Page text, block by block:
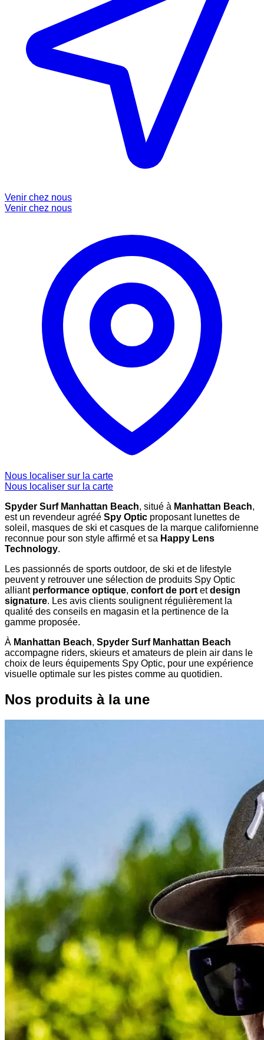
Venir chez nous
Venir chez nous
Nous localiser sur la carte
Nous localiser sur la carte
Spyder Surf Manhattan Beach, situé à Manhattan Beach,
est un revendeur agréé Spy Optic proposant lunettes de
soleil, masques de ski et casques de la marque californienne
reconnue pour son style affirmé et sa Happy Lens
Technology.
Les passionnés de sports outdoor, de ski et de lifestyle
peuvent y retrouver une sélection de produits Spy Optic
alliant performance optique, confort de portetdesign
signature. Les avis clients soulignent régulièrement la
qualité des conseils en magasin et la pertinence de la
gamme proposée.
À Manhattan Beach, Spyder Surf Manhattan Beach
accompagne riders, skieurs et amateurs de plein air dans le
choix de leurs équipements Spy Optic, pour une expérience
visuelle optimale sur les pistes comme au quotidien.
Nos produits à la une